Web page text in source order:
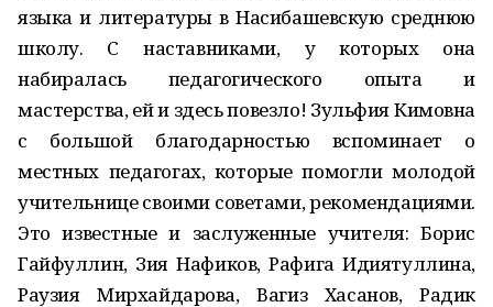
языка и литературы в Насибашевскую среднюю
школу. С наставниками, у которых она
набиралась педагогического опыта и
мастерства, ей и здесь повезло! Зульфия Кимовна
с большой благодарностью вспоминает о
местных педагогах, которые помогли молодой
учительнице своими советами, рекомендациями.
Это известные и заслуженные учителя: Борис
Гайфуллин, Зия Нафиков, Рафига Идиятуллина,
Раузия Мирхайдарова, Вагиз Хасанов, Радик